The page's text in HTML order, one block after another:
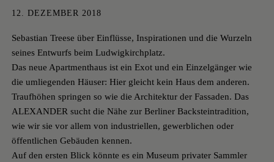
12. DEZEMBER 2018
Sebastian Treese über Einflüsse, Inspirationen und die Wurzeln
seines Entwurfs beim Ludwigkirchplatz.
Das neue Apartmenthaus ist ein Exot und ein Einzelgänger wie
die umliegenden Häuser: Hier gleicht kein Haus dem anderen.
Traufhöhen springen so wie die Architektur der Fassaden. Das
ALEXANDER sucht die Nähe zur Berliner Backsteintradition,
wie wir sie vor allem von industriellen, gewerblichen oder
öffentlichen Gebäuden kennen.
Auf den ersten Blick könnte es ein Museum privater Sammler